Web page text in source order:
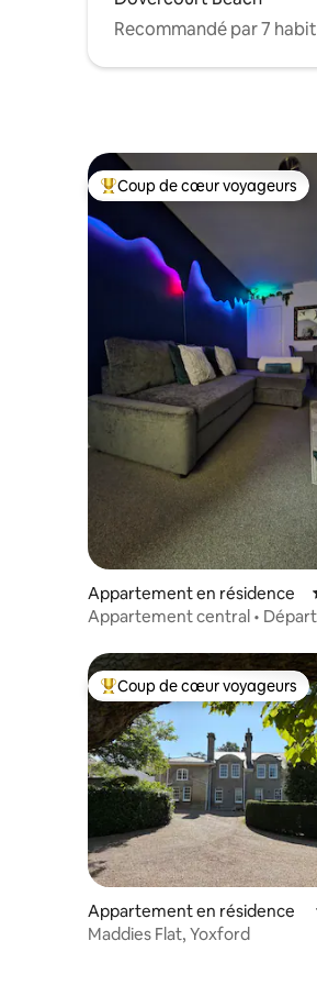
Recommandé par 7
Coups de cœur voyageurs les
Coup de cœur voyageurs
Appartement en résidence
Appartement central •
Coups de cœur voyageurs les
Coup de cœur voyageurs
Appartement en résidence
Maddies Flat, Yoxford